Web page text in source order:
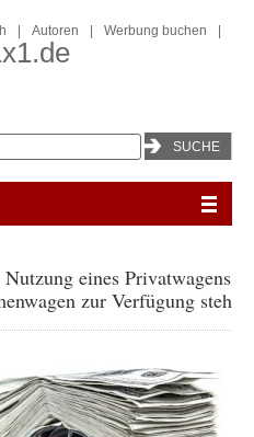
Autoren Werbung buchen
eines Privatwagens
zur Verfügung steht